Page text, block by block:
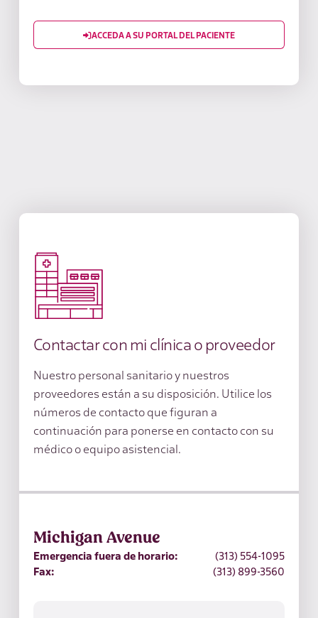
ACCEDA A SU PORTAL DEL PACIENTE
Contactar con mi clínica o proveedor
Nuestro personal sanitario y nuestros
proveedores están a su disposición. Utilice los
números de contacto que figuran a
continuación para ponerse en contacto con su
médico o equipo asistencial.
Michigan Avenue
Emergencia fuera de horario:
(313) 554-1095
Fax:
(313) 899-3560